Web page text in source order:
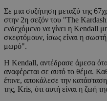
Σε μια συζήτηση μεταξύ της
στην 2η σεζόν του "The
ενδεχόμενο να γίνει η Kendall
σκεφτόμουν, ίσως είναι η
μωρό".
Η Kendall, αντέδρασε άμεσα
αναφέρεται σε αυτό το θέμα.
έπινε, αποκάλεσε την
της, Kris, ότι αυτή είναι η ζωή